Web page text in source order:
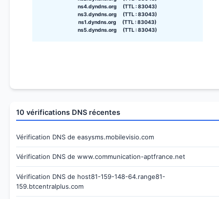
ns4.dyndns.org (TTL : 83043)
ns3.dyndns.org (TTL : 83043)
ns1.dyndns.org (TTL : 83043)
ns5.dyndns.org (TTL : 83043)
10 vérifications DNS récentes
Vérification DNS de easysms.mobilevisio.com
Vérification DNS de www.communication-aptfrance.net
Vérification DNS de host81-159-148-64.range81-
159.btcentralplus.com